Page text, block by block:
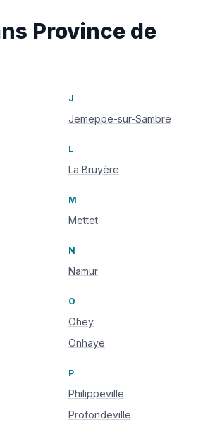
Province de
J
Jemeppe-sur-Sambre
L
La Bruyère
M
Mettet
N
Namur
O
Ohey
Onhaye
P
Philippeville
Profondeville